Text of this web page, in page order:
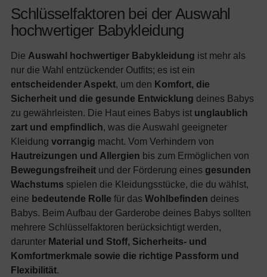
Schlüsselfaktoren bei der Auswahl
hochwertiger Babykleidung
Die Auswahl hochwertiger Babykleidung ist mehr als
nur die Wahl entzückender Outfits; es ist ein
entscheidender Aspekt, um den Komfort, die
Sicherheit und die gesunde Entwicklung deines Babys
zu gewährleisten. Die Haut eines Babys ist unglaublich
zart und empfindlich, was die Auswahl geeigneter
Kleidung vorrangig macht. Vom Verhindern von
Hautreizungen und Allergien bis zum Ermöglichen von
Bewegungsfreiheit und der Förderung eines gesunden
Wachstums spielen die Kleidungsstücke, die du wählst,
eine bedeutende Rolle für das Wohlbefinden deines
Babys. Beim Aufbau der Garderobe deines Babys sollten
mehrere Schlüsselfaktoren berücksichtigt werden,
darunter Material und Stoff, Sicherheits- und
Komfortmerkmale sowie die richtige Passform und
Flexibilität.